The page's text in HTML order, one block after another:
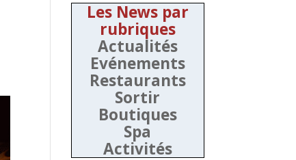
Les News par
rubriques
Actualités
Evénements
Restaurants
Sortir
Boutiques
Spa
Activités